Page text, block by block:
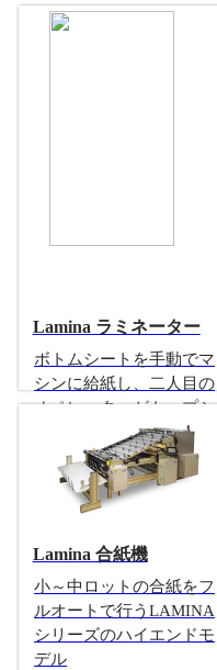
Lamina ラミネーター
ボトムシートを手動でマ
シンに給紙し、二人目の
オペレーターがトップシ
ートをグルー後に貼合す
るラミネートマシン
Lamina 合紙機
小～中ロットの合紙をフ
ルオートで行うLAMINA
シリーズのハイエンドモ
デル